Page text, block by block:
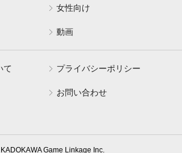
女性向け
動画
て プライバシーポリシー
お問い合わせ
Game Linkage Inc.